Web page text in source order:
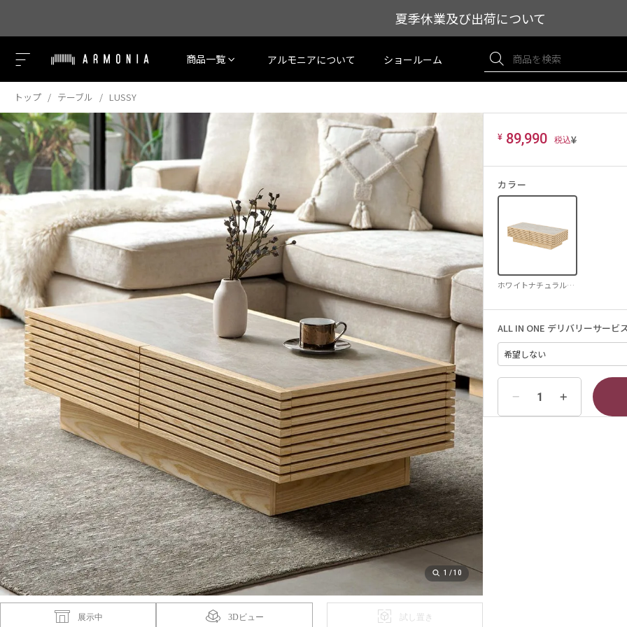
夏季休業及び出荷について
商品一覧 アルモニアについて ショールーム
トップ テーブル LUSSY
¥
¥ 89,990
カラー
ホワイトナチュラル×グレーセラミック
ALL IN ONE デリバリーサービ
1 /10
展示中 3Dビュー 試し置き